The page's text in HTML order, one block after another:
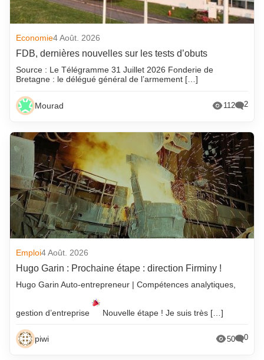
Economie4 Août. 2026
FDB, dernières nouvelles sur les tests d’obuts
Source : Le Télégramme 31 Juillet 2026 Fonderie de
Bretagne : le délégué général de l’armement […]
Mourad 112 2
Emploi4 Août. 2026
Hugo Garin : Prochaine étape : direction Firminy !
Hugo Garin Auto-entrepreneur | Compétences analytiques,
gestion d’entreprise Nouvelle étape ! Je suis très […]
piwi 50 0